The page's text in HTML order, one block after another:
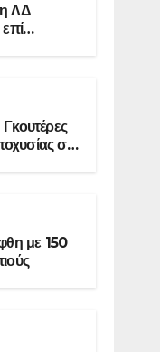
ΛΔ
στο
με 150